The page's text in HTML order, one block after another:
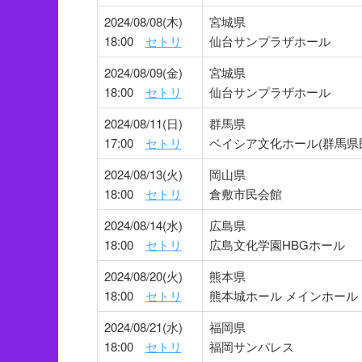
2024/08/08(木)
18:00 セトリ
宮城県
仙台サンプラザホール
2024/08/09(金)
18:00 セトリ
宮城県
仙台サンプラザホール
2024/08/11(日)
17:00 セトリ
群馬県
ベイシア文化ホール(群馬
2024/08/13(火)
18:00 セトリ
岡山県
倉敷市民会館
2024/08/14(水)
18:00 セトリ
広島県
広島文化学園HBGホール
2024/08/20(火)
18:00 セトリ
熊本県
熊本城ホール メインホール
2024/08/21(水)
18:00 セトリ
福岡県
福岡サンパレス